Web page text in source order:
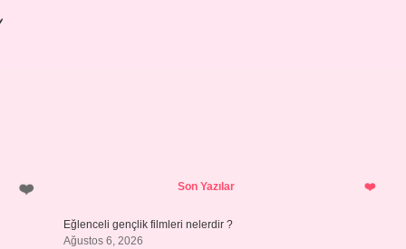
SidebarSon Yazılar
Eğlenceli gençlik filmleri nelerdir ?
Ağustos 6, 2026